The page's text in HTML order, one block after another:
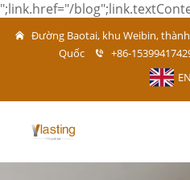
";link.href="/
Đường Baotai, khu Weibin,
Quốc
+86-
EN